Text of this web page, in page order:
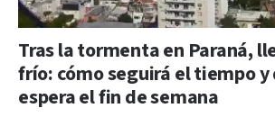
Tras la tormenta en Paraná,
frío: cómo seguirá el tiempo y
espera el fin de semana